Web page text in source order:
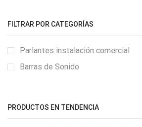
FILTRAR POR CATEGORÍAS
Parlantes instalación comercial
Barras de Sonido
PRODUCTOS EN TENDENCIA